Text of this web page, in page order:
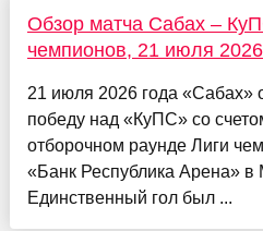
Обзор матча Сабах –
чемпионов, 21 июля
21 июля 2026 года
победу над «КуПС» со
отборочном раунде Лиги
«Банк Республика Арена» в
Единственный гол был ...